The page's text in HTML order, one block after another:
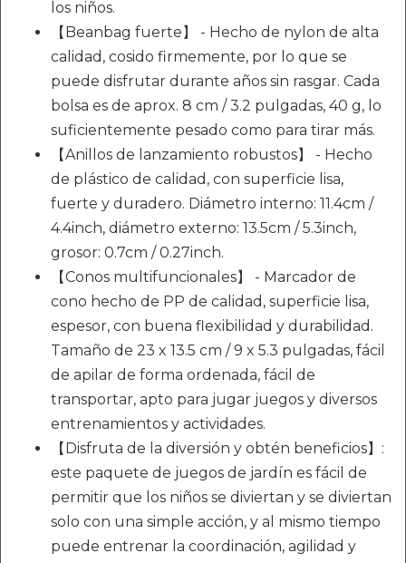
los niños.
【Beanbag fuerte】 - Hecho de nylon de alta
calidad, cosido firmemente, por lo que se
puede disfrutar durante años sin rasgar. Cada
bolsa es de aprox. 8 cm / 3.2 pulgadas, 40 g, lo
suficientemente pesado como para tirar más.
【Anillos de lanzamiento robustos】 - Hecho
de plástico de calidad, con superficie lisa,
fuerte y duradero. Diámetro interno: 11.4cm /
4.4inch, diámetro externo: 13.5cm / 5.3inch,
grosor: 0.7cm / 0.27inch.
【Conos multifuncionales】 - Marcador de
cono hecho de PP de calidad, superficie lisa,
espesor, con buena flexibilidad y durabilidad.
Tamaño de 23 x 13.5 cm / 9 x 5.3 pulgadas, fácil
de apilar de forma ordenada, fácil de
transportar, apto para jugar juegos y diversos
entrenamientos y actividades.
【Disfruta de la diversión y obtén beneficios】:
este paquete de juegos de jardín es fácil de
permitir que los niños se diviertan y se diviertan
solo con una simple acción, y al mismo tiempo
puede entrenar la coordinación, agilidad y